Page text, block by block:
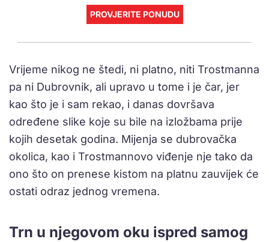
PROVJERITE PONUDU
Vrijeme nikog ne štedi, ni platno, niti Trostmanna
pa ni Dubrovnik, ali upravo u tome i je čar, jer
kao što je i sam rekao, i danas dovršava
određene slike koje su bile na izložbama prije
kojih desetak godina. Mijenja se dubrovačka
okolica, kao i Trostmannovo viđenje nje tako da
ono što on prenese kistom na platnu zauvijek će
ostati odraz jednog vremena.
Trn u njegovom oku ispred samog